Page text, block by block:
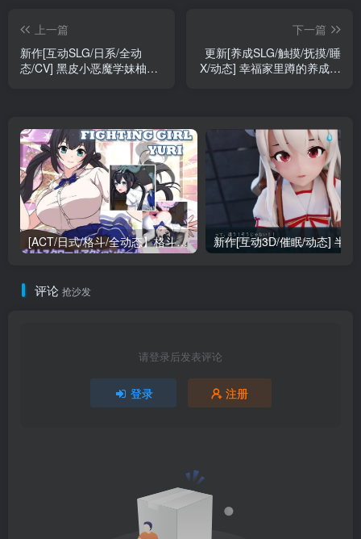
上一篇
新作[互动SLG/日系/全动
态/CV] 黑皮小恶魔学妹柚木
下一篇
更新[养成SLG/触摸/抚摸/睡
X/动态] 幸福家里蹲的养成方
卓/PC1.97G]
[ACT/日式/格斗/全动态】格斗少女尤里 （FIGHTING GIRL YURI ファイティングガール ユリ） 官方中文步兵版+全CG存档 【PC-636M】
评论 抢沙发
请登录后发表评论
登录 注册